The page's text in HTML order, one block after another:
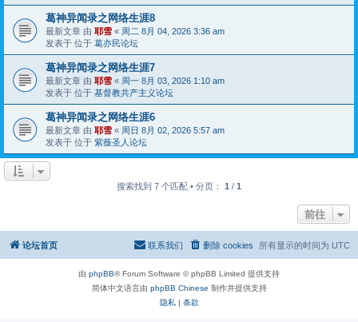
葛神异闻录之网络生涯8
最新文章 由 耶雪 « 周二 8月 04, 2026 3:36 am
发表于 位于 葛亦民论坛
葛神异闻录之网络生涯7
最新文章 由 耶雪 « 周一 8月 03, 2026 1:10 am
发表于 位于 基督教共产主义论坛
葛神异闻录之网络生涯6
最新文章 由 耶雪 « 周日 8月 02, 2026 5:57 am
发表于 位于 紫薇圣人论坛
搜索找到 7 个匹配 • 分页： 1 / 1
前往
论坛首页 所有显示的时间为 UTC
删除 cookies
联系我们
由 phpBB® Forum Software © phpBB Limited 提供支持
简体中文语言由 phpBB Chinese 制作并提供支持
隐私 | 条款